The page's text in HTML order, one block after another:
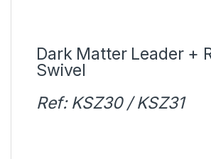
Dark Matter Leader +
Swivel
Ref: KSZ30 / KSZ31